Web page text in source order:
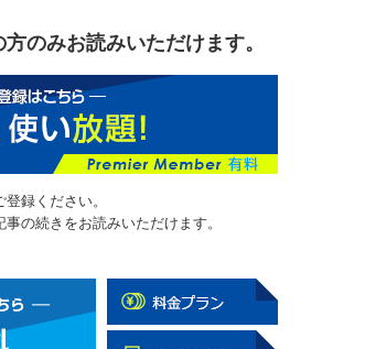
方のみお読みいただけます。
登録ください。
事の続きをお読みいただけます。